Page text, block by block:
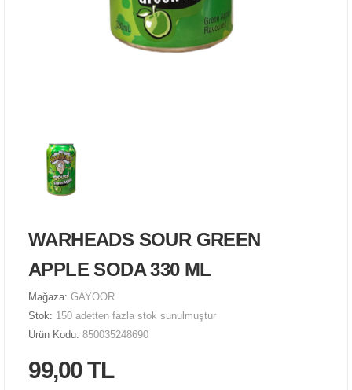
WARHEADS SOUR GREEN
APPLE SODA 330 ML
Mağaza: GAYOOR
Stok: 150 adetten fazla stok sunulmuştur
Ürün Kodu: 850035248690
99,00 TL